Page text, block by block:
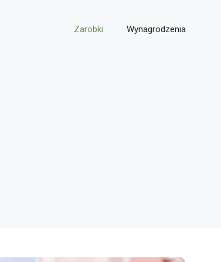
Zarobki Wynagrodzenia